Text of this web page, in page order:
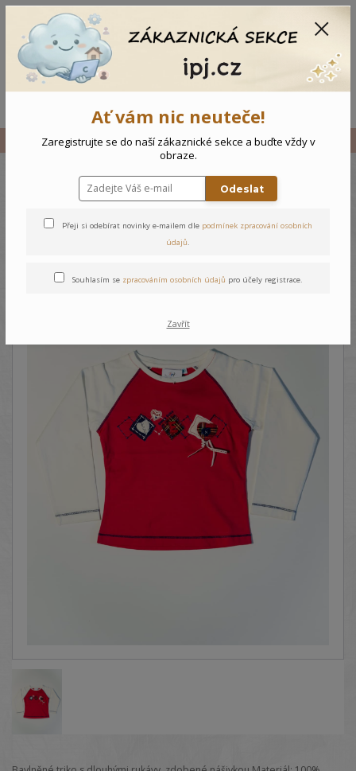
Vše Dětské triko Srdce - 92
Dětské triko Srdce - 92
Ať vám nic neuteče!
Zaregistrujte se do naší zákaznické sekce a buďte vždy v
obraze.
Odeslat
Přeji si odebírat novinky e-mailem dle podmínek zpracování osobních
údajů.
Souhlasím se zpracováním osobních údajů pro účely registrace.
Zavřít